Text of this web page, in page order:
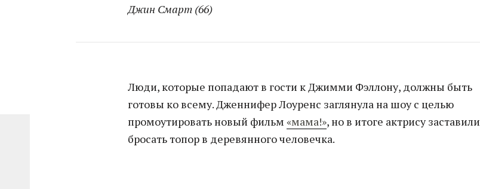
Джин Смарт (66)
Люди, которые попадают в гости к Джимми Фэллону, должны быть
готовы ко всему. Дженнифер Лоуренс заглянула на шоу с целью
промоутировать новый фильм«мама!», но в итоге актрису заставили
бросать топор в деревянного человечка.